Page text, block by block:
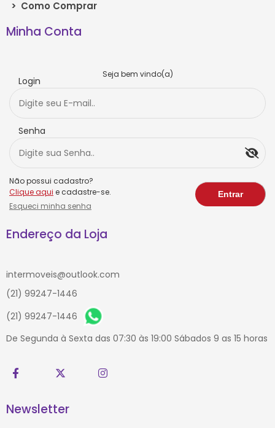
> Como Comprar
Minha Conta
Seja bem vindo(a)
Login
Senha
Não possui cadastro?
Clique aqui e cadastre-se.
Esqueci minha senha
Endereço da Loja
intermoveis@outlook.com
(21) 99247-1446
(21) 99247-1446
De Segunda à Sexta das 07:30 às 19:00 Sábados 9 as 15 horas
Newsletter